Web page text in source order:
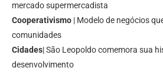
mercado supermercadista
Cooperativismo | Modelo de negócios
comunidades
Cidades| São Leopoldo comemora sua
desenvolvimento